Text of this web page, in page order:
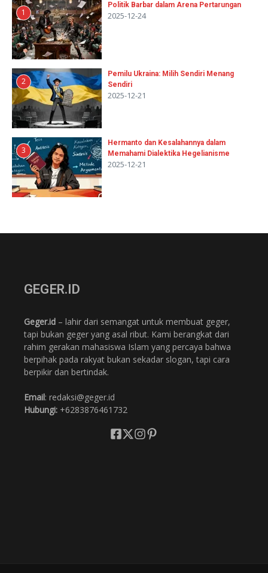
1
Politik Barbar dalam Arena Pertarungan
2025-12-24
2
Pemilu Ukraina: Milih Sendiri Menang
Sendiri
2025-12-21
3
Hermanto dan Kesalahannya dalam
Memahami Dialektika Hegelianisme
2025-12-21
GEGER.ID
Geger.id – lahir dari semangat untuk membuat geger,
tapi bukan geger yang asal ribut. Kami berangkat dari
rahim gerakan mahasiswa Islam yang percaya bahwa
berpihak pada rakyat bukan sekadar slogan, tapi cara
berpikir dan bertindak.
Email: redaksi@geger.id
Hubungi: +6283876461732